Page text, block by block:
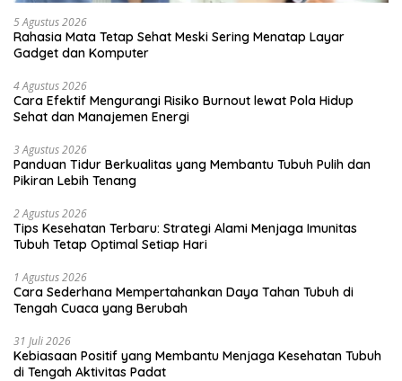
5 Agustus 2026
Rahasia Mata Tetap Sehat Meski Sering Menatap Layar
Gadget dan Komputer
4 Agustus 2026
Cara Efektif Mengurangi Risiko Burnout lewat Pola Hidup
Sehat dan Manajemen Energi
3 Agustus 2026
Panduan Tidur Berkualitas yang Membantu Tubuh Pulih dan
Pikiran Lebih Tenang
2 Agustus 2026
Tips Kesehatan Terbaru: Strategi Alami Menjaga Imunitas
Tubuh Tetap Optimal Setiap Hari
1 Agustus 2026
Cara Sederhana Mempertahankan Daya Tahan Tubuh di
Tengah Cuaca yang Berubah
31 Juli 2026
Kebiasaan Positif yang Membantu Menjaga Kesehatan Tubuh
di Tengah Aktivitas Padat